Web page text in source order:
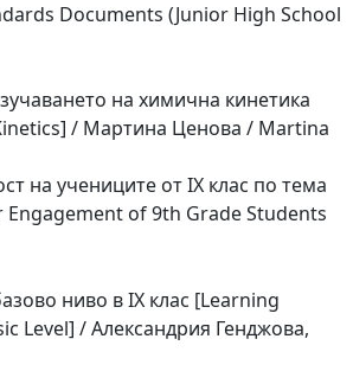
Documents (Junior High School
на химична кинетика
/ Мартина Ценова / Martina
на учениците от IX клас по тема
Engagement of 9th Grade Students
ниво в IX клас [Learning
Level] / Александрия Генджова,